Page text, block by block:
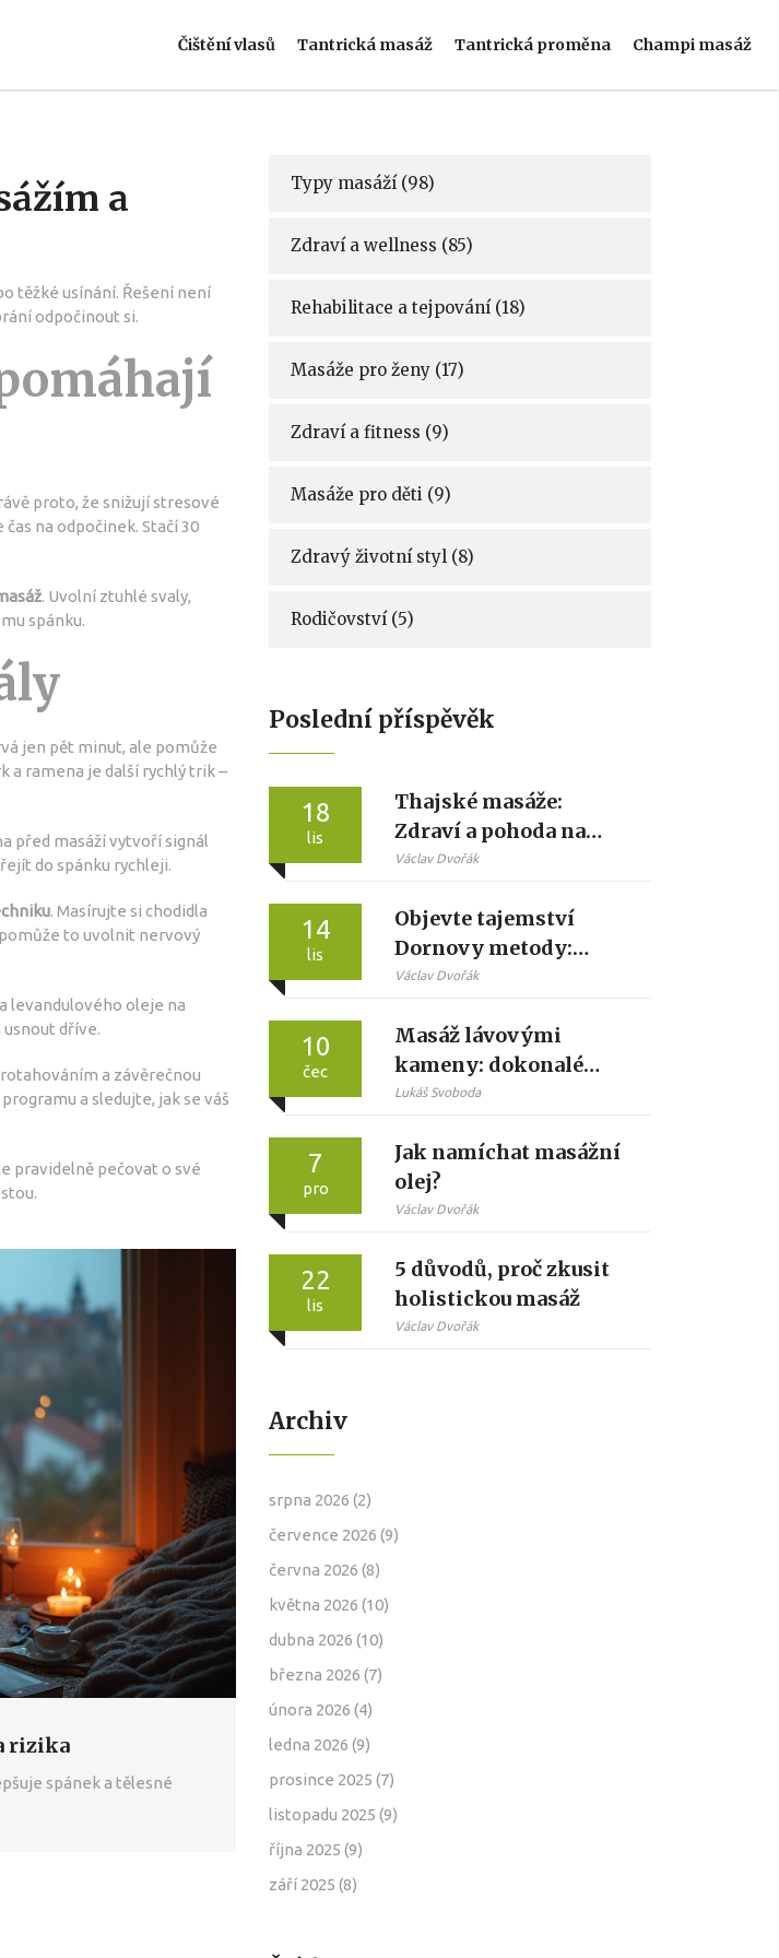
Čištění vlasů Tantrická masáž Tantrická proměna Champi masáž
a
těžké usínání. Řešení není
odpočinout si.
proto, že snižují stresové
na odpočinek. Stačí 30
. Uvolní ztuhlé svaly,
spánku.
jen pět minut, ale pomůže
a ramena je další rychlý trik –
před masáží vytvoří signál
do spánku rychleji.
. Masírujte si chodidla
to uvolnit nervový
levandulového oleje na
dříve.
a závěrečnou
a sledujte, jak se váš
pravidelně pečovat o své
rizika
spánek a tělesné
Typy masáží (98)
Zdraví a wellness (85)
Rehabilitace a tejpování (18)
Masáže pro ženy (17)
Zdraví a fitness (9)
Masáže pro děti (9)
Zdravý životní styl (8)
Rodičovství (5)
Poslední příspěvěk
18
lis
Thajské masáže:
Zdraví a pohoda na
dosah ruky
Václav Dvořák
14
lis
Objevte tajemství
Dornovy metody:
Přirozená cesta k úlevě
Václav Dvořák
10
čec
Masáž lávovými
kameny: dokonalé
uvolnění a regenerace
Lukáš Svoboda
7
pro
Jak namíchat masážní
olej?
Václav Dvořák
22
lis
5 důvodů, proč zkusit
holistickou masáž
Václav Dvořák
Archiv
srpna 2026 (2)
července 2026 (9)
června 2026 (8)
května 2026 (10)
dubna 2026 (10)
března 2026 (7)
února 2026 (4)
ledna 2026 (9)
prosince 2025 (7)
listopadu 2025 (9)
října 2025 (9)
září 2025 (8)